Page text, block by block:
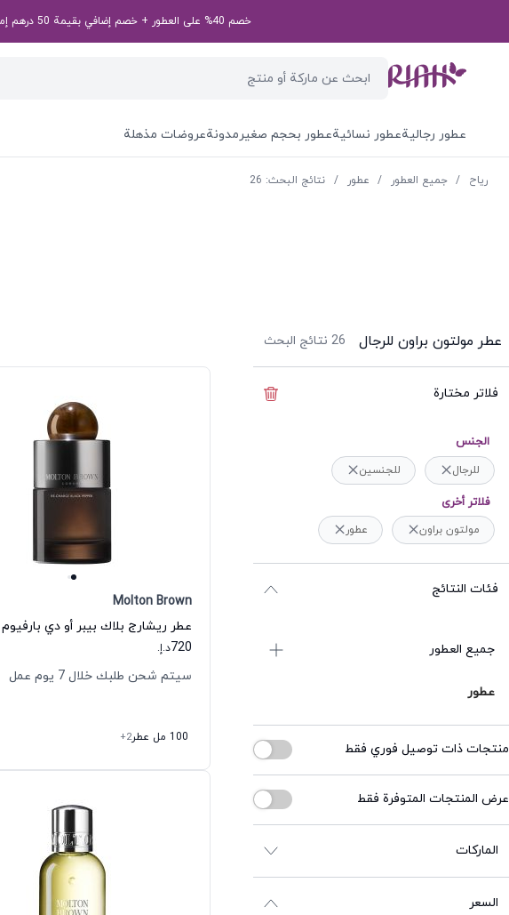
خصم 40% على العطور + خصم إضافي بقيمة 50 درهم إماراتي على طلبك الأول! رمز الخصم الخاص بك: first50aed
عطور رجاليةعطور نسائيةعطور بحجم صغيرمدونةعروضات مذهلة
ریاح / جميع العطور / عطور / نتائج البحث: 26
عطر مولتون براون للرجال 26 نتائج البحث
فلاتر مختارة
الجنس
للرجال للجنسين
فلاتر أخرى
مولتون براون عطور
فئات النتائج
جميع العطور
عطور
منتجات ذات توصيل فوري فقط
عرض المنتجات المتوفرة فقط
الماركات
السعر
Molton Brown
720د.إ.
سيتم شحن طلبك خلال 7 يوم عمل
100 مل عطر +2